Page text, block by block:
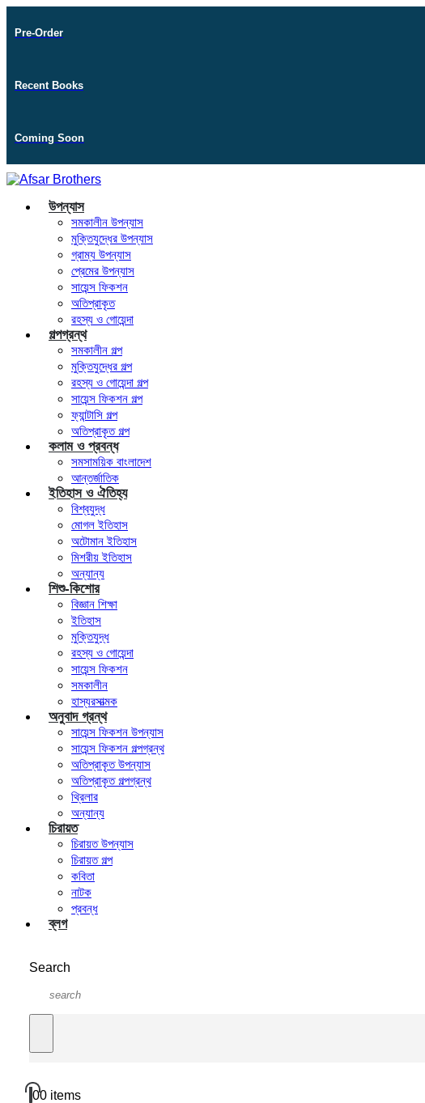
Pre-Order
Recent Books
Coming Soon
উপন্যাস
সমকালীন উপন্যাস
মুক্তিযুদ্ধের উপন্যাস
গ্রাম্য উপন্যাস
প্রেমের উপন্যাস
সায়েন্স ফিকশন
অতিপ্রাকৃত
রহস্য ও গোয়েন্দা
গল্পগ্রন্থ
সমকালীন গল্প
মুক্তিযুদ্ধের গল্প
রহস্য ও গোয়েন্দা গল্প
সায়েন্স ফিকশন গল্প
ফ্যান্টাসি গল্প
অতিপ্রাকৃত গল্প
কলাম ও প্রবন্ধ
সমসাময়িক বাংলাদেশ
আন্তর্জাতিক
ইতিহাস ও ঐতিহ্য
বিশ্বযুদ্ধ
মোগল ইতিহাস
অটোমান ইতিহাস
মিশরীয় ইতিহাস
অন্যান্য
শিশু-কিশোর
বিজ্ঞান শিক্ষা
ইতিহাস
মুক্তিযুদ্ধ
রহস্য ও গোয়েন্দা
সায়েন্স ফিকশন
সমকালীন
হাস্যরসাত্মক
অনুবাদ গ্রন্থ
সায়েন্স ফিকশন উপন্যাস
সায়েন্স ফিকশন গল্পগ্রন্থ
অতিপ্রাকৃত উপন্যাস
অতিপ্রাকৃত গল্পগ্রন্থ
থ্রিলার
অন্যান্য
চিরায়ত
চিরায়ত উপন্যাস
চিরায়ত গল্প
কবিতা
নাটক
প্রবন্ধ
ব্লগ
Search
00 items